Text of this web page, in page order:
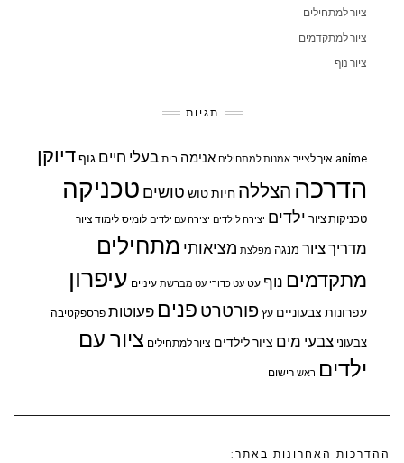
ציור למתחילים
ציור למתקדמים
ציור נוף
תגיות
anime איך לצייר אמנות למתחילים אנימה בית בעלי חיים גוףדיוקן
הדרכה הצללה חיותטוש טושים טכניקה
טכניקות ציור ילדים יצירה לילדים יצירה עם ילדים לומיס לימוד ציור
מדריך ציור מנגה מפלצת מציאותי מתחילים
מתקדמים נוף עט עט כדורי עט מברשת עיניים עיפרון
עפרונות צבעוניים עץ פורטרט פנים פעוטות פרספקטיבה
צבעוני צבעי מים ציור לילדים ציור למתחילים ציור עם
ילדים ראש רישום
ההדרכות האחרונות באתר: